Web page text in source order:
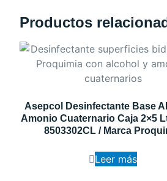
Productos
Asepcol Desinfectante Base
Amonio Cuaternario Caja 2×5
8503302CL / Marca
Leer más